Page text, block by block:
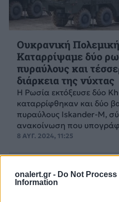
onalert.gr - Do Not Process
Information
Ουκρανική
Καταρρίψαμε δύο
πυραύλους και
διάρκεια της νύχτας
Η Ρωσία εκτόξευσε δύο
καταρρίφθηκαν και δύο
πυραύλους Iskander-M,
ανακοίνωση που
8 ΑΥΓ. 2024, 11:25